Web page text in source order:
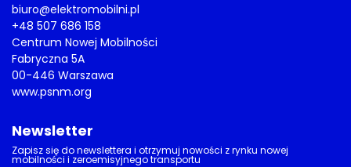
biuro@elektromobilni.pl
+48 507 686 158
Centrum Nowej Mobilności
Fabryczna 5A
00-446 Warszawa
www.psnm.org
Newsletter
Zapisz się do newslettera i otrzymuj nowości z rynku nowej
mobilności i zeroemisyjnego transportu